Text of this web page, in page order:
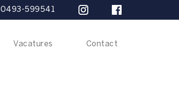
0493-599541
Vacatures Contact